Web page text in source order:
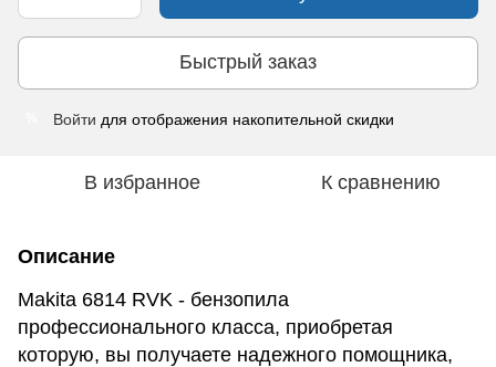
Быстрый заказ
Войти для отображения накопительной скидки
В избранное К сравнению
Описание
Makita 6814 RVK - бензопила
профессионального класса, приобретая
которую, вы получаете надежного помощника,